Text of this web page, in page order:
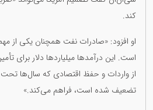
کند.
او افزود: «صادرات نفت همچنان یکی از
است. این درآمدها میلیاردها دلار برای
از واردات و حفظ اقتصادی که سال‌ها تحت
تضعیف شده است، فراهم می‌کند.»